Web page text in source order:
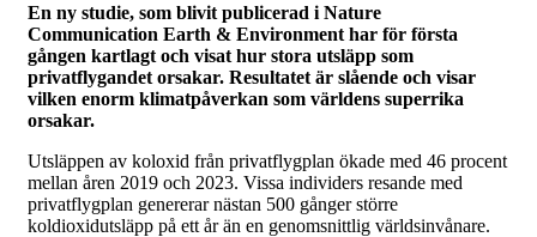
En ny studie, som blivit publicerad i Nature
Communication Earth & Environment har för första
gången kartlagt och visat hur stora utsläpp som
privatflygandet orsakar. Resultatet är slående och visar
vilken enorm klimatpåverkan som världens superrika
orsakar.
Utsläppen av koloxid från privatflygplan ökade med 46 procent
mellan åren 2019 och 2023. Vissa individers resande med
privatflygplan genererar nästan 500 gånger större
koldioxidutsläpp på ett år än en genomsnittlig världsinvånare.